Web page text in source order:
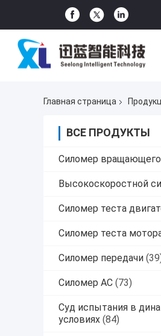
Главная страница
ВСЕ ПРОДУКТЫ
Силомер
Высокоскоростной
Силомер теста
Силомер теста
Силомер передачи
Силомер AC (73)
Суд испытания в
условиях (84)